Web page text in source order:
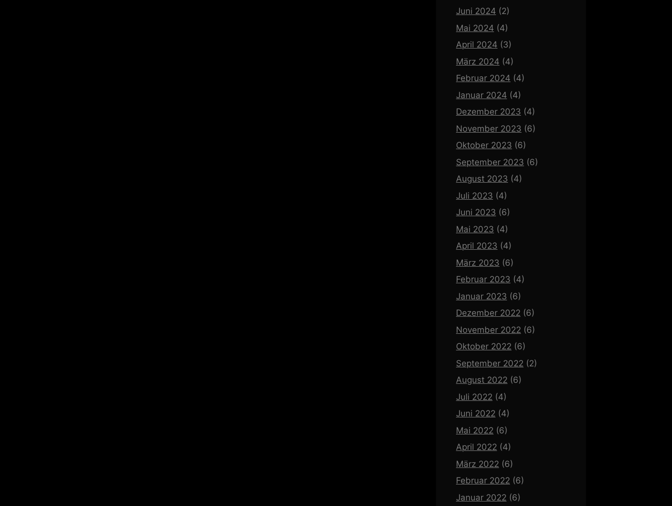
Juni 2024 (2)
Mai 2024 (4)
April 2024 (3)
März 2024 (4)
Februar 2024 (4)
Januar 2024 (4)
Dezember 2023 (4)
November 2023 (6)
Oktober 2023 (6)
September 2023 (6)
August 2023 (4)
Juli 2023 (4)
Juni 2023 (6)
Mai 2023 (4)
April 2023 (4)
März 2023 (6)
Februar 2023 (4)
Januar 2023 (6)
Dezember 2022 (6)
November 2022 (6)
Oktober 2022 (6)
September 2022 (2)
August 2022 (6)
Juli 2022 (4)
Juni 2022 (4)
Mai 2022 (6)
April 2022 (4)
März 2022 (6)
Februar 2022 (6)
Januar 2022 (6)